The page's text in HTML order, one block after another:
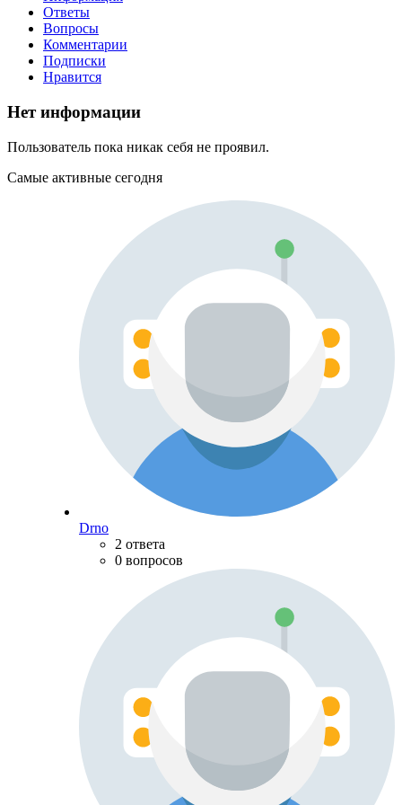
Ответы
Вопросы
Комментарии
Подписки
Нравится
Нет информации
Пользователь пока никак себя не проявил.
Самые активные сегодня
Drno
2 ответа
0 вопросов